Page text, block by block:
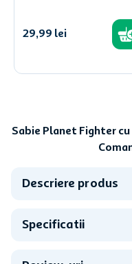
29,99 lei
Sabie Planet Fighter
Descriere produs
Specificatii